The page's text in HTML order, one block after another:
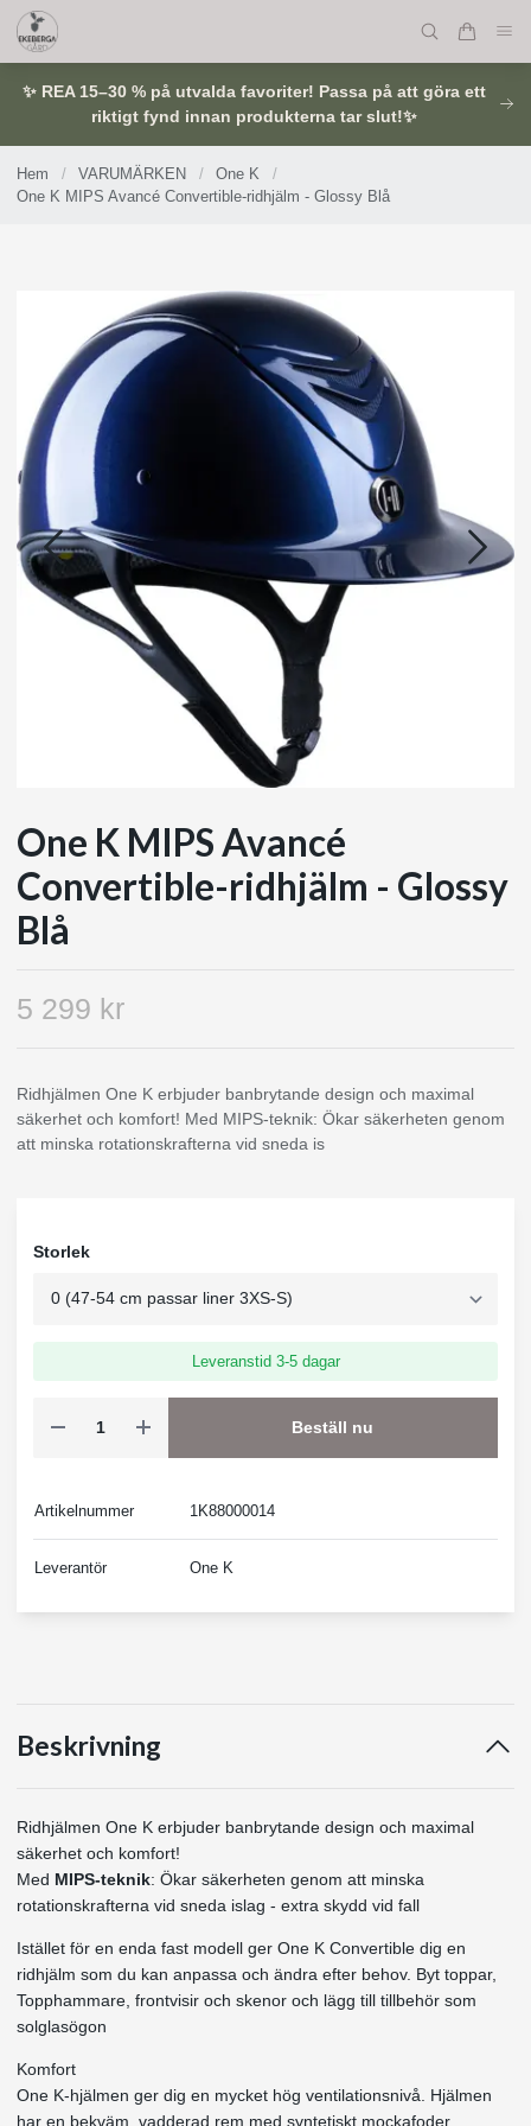
✨ REA 15–30 % på utvalda favoriter! Passa på att göra ett
riktigt fynd innan produkterna tar slut!✨
Hem / VARUMÄRKEN / One K
/
One K MIPS Avancé Convertible-ridhjälm - Glossy Blå
One K MIPS Avancé
Convertible-ridhjälm - Glossy
Blå
5 299 kr
Ridhjälmen One K erbjuder banbrytande design och maximal
säkerhet och komfort! Med MIPS-teknik: Ökar säkerheten genom
att minska rotationskrafterna vid sneda is
Storlek
Leveranstid 3-5 dagar
Beställ nu
Artikelnummer 1K88000014
Leverantör One K
Beskrivning
Ridhjälmen One K erbjuder banbrytande design och maximal
säkerhet och komfort!
Med MIPS-teknik: Ökar säkerheten genom att minska
rotationskrafterna vid sneda islag - extra skydd vid fall
Istället för en enda fast modell ger One K Convertible dig en
ridhjälm som du kan anpassa och ändra efter behov. Byt toppar,
Topphammare, frontvisir och skenor och lägg till tillbehör som
solglasögon
Komfort
One K-hjälmen ger dig en mycket hög ventilationsnivå. Hjälmen
har en bekväm, vadderad rem med syntetiskt mockafoder,